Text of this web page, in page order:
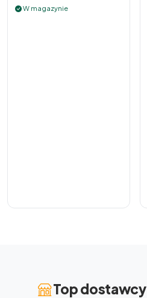
W magazynie
Top dostawcy